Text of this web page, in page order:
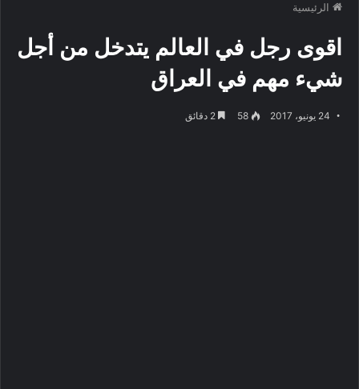
الرئيسية
اقوى رجل في العالم يتدخل من أجل
شيء مهم في العراق
24 يونيو، 2017 58